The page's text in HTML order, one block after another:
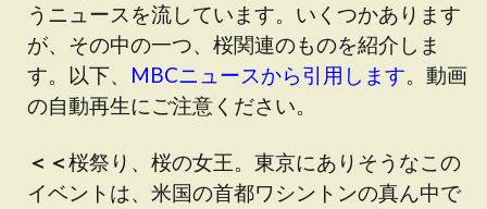
うニュースを流しています。いくつかあります
が、その中の一つ、桜関連のものを紹介しま
す。以下、 MBCニュースから引用します。動画
の自動再生にご注意ください。
＜＜桜祭り、桜の女王。東京にありそうなこの
イベントは、米国の首都ワシントンの真ん中で